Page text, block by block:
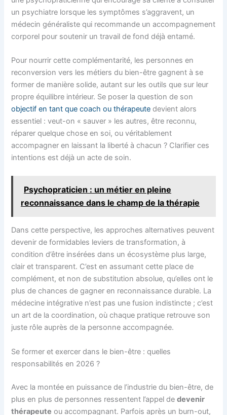
un psychiatre lorsque les symptômes s’aggravent, un
médecin généraliste qui recommande un accompagnement
corporel pour soutenir un travail de fond déjà entamé.
Pour nourrir cette complémentarité, les personnes en
reconversion vers les métiers du bien-être gagnent à se
former de manière solide, autant sur les outils que sur leur
propre équilibre intérieur. Se poser la question de son
objectif en tant que coach ou thérapeute devient alors
essentiel : veut-on « sauver » les autres, être reconnu,
réparer quelque chose en soi, ou véritablement
accompagner en laissant la liberté à chacun ? Clarifier ces
intentions est déjà un acte de soin.
Psychopraticien : un métier en pleine
reconnaissance dans le champ de la thérapie
Dans cette perspective, les approches alternatives peuvent
devenir de formidables leviers de transformation, à
condition d’être insérées dans un écosystème plus large,
clair et transparent. C’est en assumant cette place de
complément, et non de substitution absolue, qu’elles ont le
plus de chances de gagner en reconnaissance durable. La
médecine intégrative n’est pas une fusion indistincte ; c’est
un art de la coordination, où chaque pratique retrouve son
juste rôle auprès de la personne accompagnée.
Se former et exercer dans le bien-être : quelles
responsabilités en 2026 ?
Avec la montée en puissance de l’industrie du bien-être, de
plus en plus de personnes ressentent l’appel dedevenir
thérapeute ou accompagnant. Parfois après un burn-out,